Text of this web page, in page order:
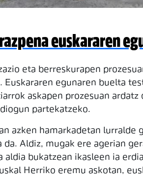
euskararen
eta berreskurapen
Euskararen egunaren buelta
askapen prozesuan
partekatzeko.
azken hamarkadetan lurralde
da. Aldiz, mugak ere agerian
aldia bukatzean ikasleen ia
Herriko eremu askotan,